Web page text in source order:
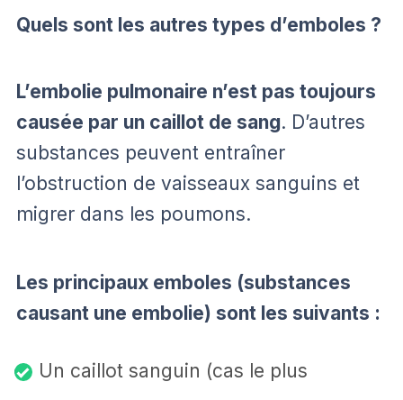
Quels sont les autres types d’emboles ?
L’embolie pulmonaire n’est pas toujours
causée par un caillot de sang. D’autres
substances peuvent entraîner
l’obstruction de vaisseaux sanguins et
migrer dans les poumons.
Les principaux emboles (substances
causant une embolie) sont les suivants :
Un caillot sanguin (cas le plus